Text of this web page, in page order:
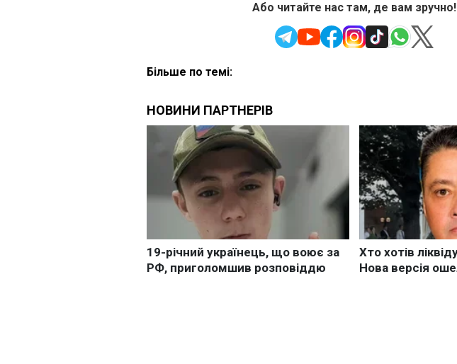
Або читайте нас там, де вам зручно!
Більше по темі: